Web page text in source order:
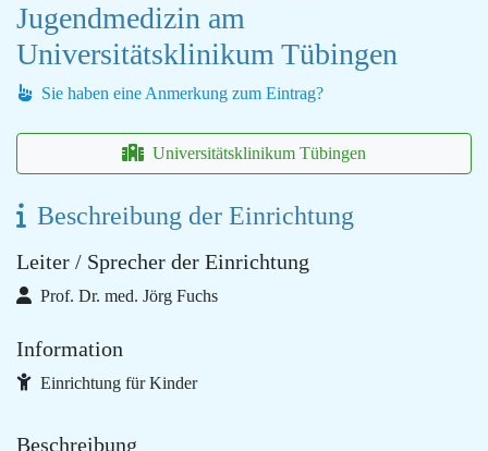
Jugendmedizin am
Universitätsklinikum Tübingen
Sie haben eine Anmerkung zum Eintrag?
Universitätsklinikum Tübingen
Beschreibung der Einrichtung
Leiter / Sprecher der Einrichtung
Prof. Dr. med. Jörg Fuchs
Information
Einrichtung für Kinder
Beschreibung